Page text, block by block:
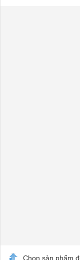
Chọn sản phẩm